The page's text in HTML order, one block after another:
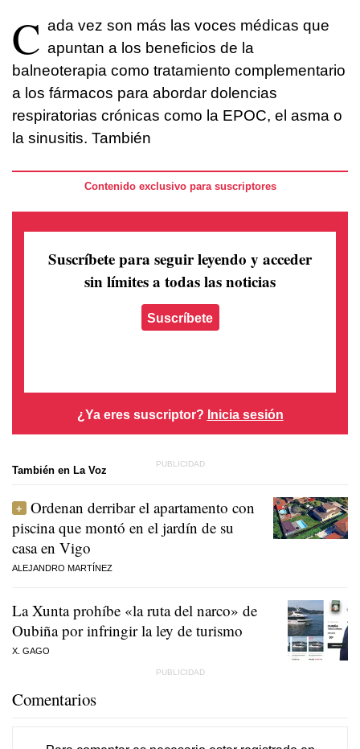
C ada vez son más las voces médicas que
apuntan a los beneficios de la
balneoterapia como tratamiento complementario
a los fármacos para abordar dolencias
respiratorias crónicas como la EPOC, el asma o
la sinusitis. También
Contenido exclusivo para suscriptores
Suscríbete para seguir leyendo y acceder
sin límites a todas las noticias
Suscríbete
¿Ya eres suscriptor? Inicia sesión
También en La Voz
Ordenan derribar el apartamento con
piscina que montó en el jardín de su
casa en Vigo
ALEJANDRO MARTÍNEZ
La Xunta prohíbe «la ruta del narco» de
Oubiña por infringir la ley de turismo
X. GAGO
Comentarios